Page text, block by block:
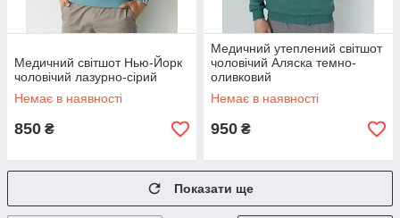
Медичний світшот Нью-Йорк
чоловічий лазурно-сірий
Немає в наявності
850 ₴
Медичний утеплений світшот
чоловічий Аляска темно-
оливковий
Немає в наявності
950 ₴
Показати ще